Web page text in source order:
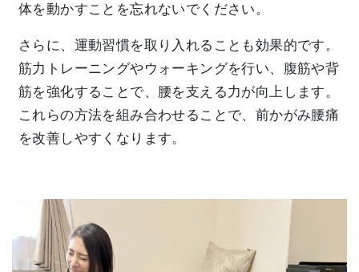
体を動かすことを忘れないでください。
さらに、運動習慣を取り入れることも効果的です。
筋力トレーニングやウォーキングを行い、腹筋や背
筋を強化することで、腰を支える力が向上します。
これらの方法を組み合わせることで、前かがみ腰痛
を改善しやすくなります。